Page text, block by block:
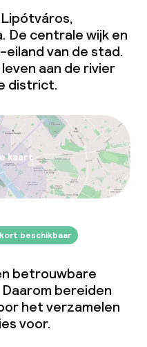
De centrale wijk en
van de stad.
aan de rivier
district.
kaart
beschikbaar
betrouwbare
bereiden
het verzamelen
voor.